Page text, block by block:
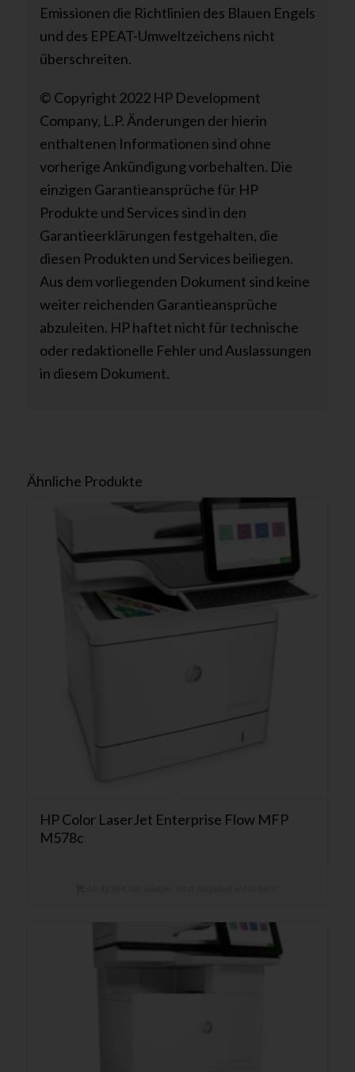
Emissionen die Richtlinien des Blauen Engels
und des EPEAT-Umweltzeichens nicht
überschreiten.
© Copyright 2022 HP Development
Company, L.P. Änderungen der hierin
enthaltenen Informationen sind ohne
vorherige Ankündigung vorbehalten. Die
einzigen Garantieansprüche für HP
Produkte und Services sind in den
Garantieerklärungen festgehalten, die
diesen Produkten und Services beiliegen.
Aus dem vorliegenden Dokument sind keine
weiter reichenden Garantieansprüche
abzuleiten. HP haftet nicht für technische
oder redaktionelle Fehler und Auslassungen
in diesem Dokument.
Ähnliche Produkte
HP Color LaserJet Enterprise Flow MFP
M578c